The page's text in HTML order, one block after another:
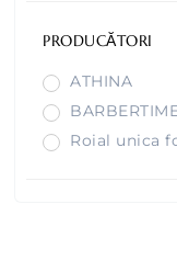
PRODUCĂTORI
ATHINA
Roial unica